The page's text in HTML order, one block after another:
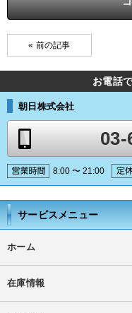
« 前の記事
お電話
朝日株式会社
03-
8:00 〜 21:00
サービスメニュー
ホーム
在庫情報